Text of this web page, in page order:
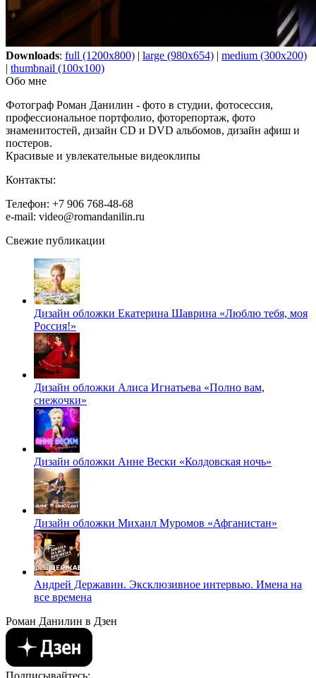
Downloads: full (1200x800) | large (980x654) | medium (300x200)
| thumbnail (100x100)
Обо мне
Фотограф Роман Данилин - фото в студии, фотосессия,
профессиональное портфолио, фоторепортаж, фото
знаменитостей, дизайн CD и DVD альбомов, дизайн афиш и
постеров.
Красивые и увлекательные видеоклипы
Контакты:
Телефон: +7 906 768-48-68
e-mail: video@romandanilin.ru
Свежие публикации
Дизайн обложки Екатерина Шаврина «Люблю тебя, моя
Россия!»
Дизайн обложки Алиса Игнатьева «Полно вам,
снежочки»
Дизайн обложки Анне Вески «Колдовская ночь»
Дизайн обложки Михаил Муромов «Афганистан»
Андрей Державин. Эксклюзивное интервью. Имена на
все времена
Роман Данилин в Дзен
Подписывайтесь: